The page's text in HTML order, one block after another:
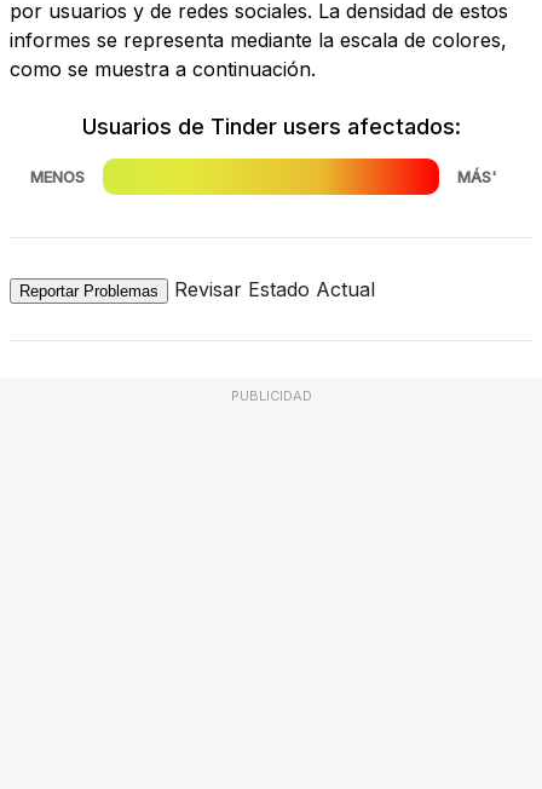
por usuarios y de redes sociales. La densidad de estos
informes se representa mediante la escala de colores,
como se muestra a continuación.
Usuarios de Tinder users afectados:
MENOS MÁS'
Reportar Problemas Revisar Estado Actual
PUBLICIDAD